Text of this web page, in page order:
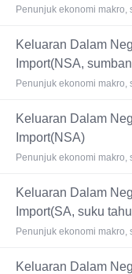
Penunjuk ekonomi makro,
Keluaran Dalam
Import(NSA,
Penunjuk ekonomi makro,
Keluaran Dalam
Import(NSA)
Penunjuk ekonomi makro,
Keluaran Dalam
Import(SA, suku
Penunjuk ekonomi makro,
Keluaran Dalam